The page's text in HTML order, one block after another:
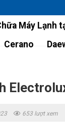
Máy Lạnh
Cerano
653 lượt xem